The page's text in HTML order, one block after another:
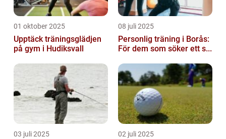
01 oktober 2025
Upptäck träningsglädjen
på gym i Hudiksvall
08 juli 2025
Personlig träning i Borås:
För dem som söker ett s...
03 juli 2025 02 juli 2025